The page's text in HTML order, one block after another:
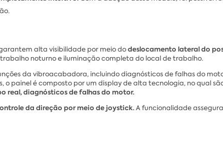
alta visibilidade por meio dodeslocamento lateral do
trabalho noturno e iluminação completa do local de trabalho.
da vibroacabadora, incluindo diagnósticos de falhas do
painel é composto por um display de alta tecnologia, no qual
real, diagnósticos de falhas do motor.
da direção por meio de joystick.A funcionalidade